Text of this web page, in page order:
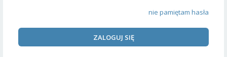
nie pamiętam hasła
ZALOGUJ SIĘ